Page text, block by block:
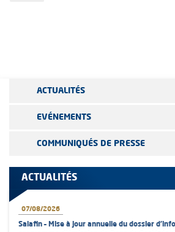
ACTUALITÉS
EVÉNEMENTS
COMMUNIQUÉS DE PRESSE
ACTUALITÉS
07/08/2026
Salafin – Mise à jour annuelle du dossier